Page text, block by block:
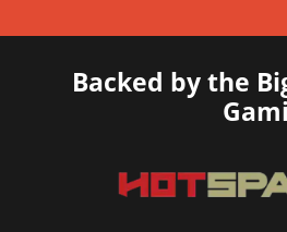
Backed by the